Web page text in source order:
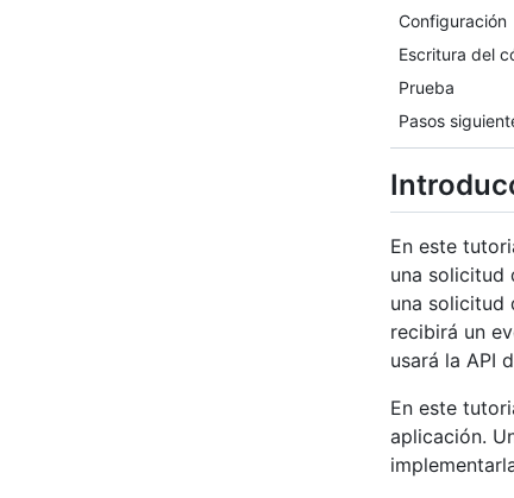
Configuración
Escritura del
Prueba
Pasos
En este
una solicitud
una solicitud
recibirá un
usará la API
En este
aplicación.